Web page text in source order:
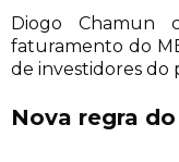
Diogo Chamun
faturamento do
de investidores do
Nova regra